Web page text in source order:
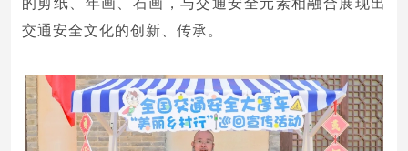
交通安全文化的创新、传承。